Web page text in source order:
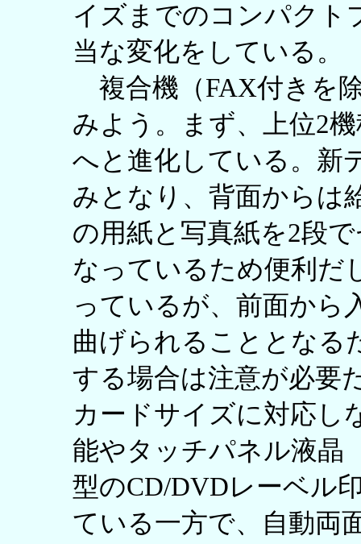
イズまでのコンパクト
当な変化をしている。
複合機（FAX付きを
みよう。まず、上位2
へと進化している。新
みとなり、背面からは
の用紙と写真紙を2段
なっているため便利だ
っているが、前面から
曲げられることとなる
する場合は注意が必要
カードサイズに対応し
能やタッチパネル液晶
型のCD/DVDレーベル
ている一方で、自動両